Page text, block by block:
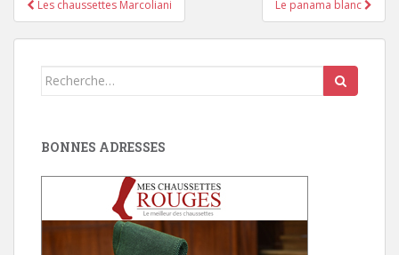
d'article
Les chaussettes Marcoliani Le panama blanc
Search
BONNES ADRESSES